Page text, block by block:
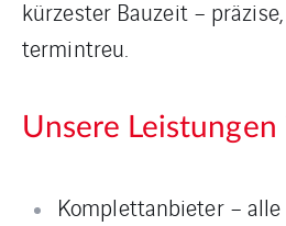
kürzester Bauzeit –
termintreu.
Unsere
Komplettanbieter –